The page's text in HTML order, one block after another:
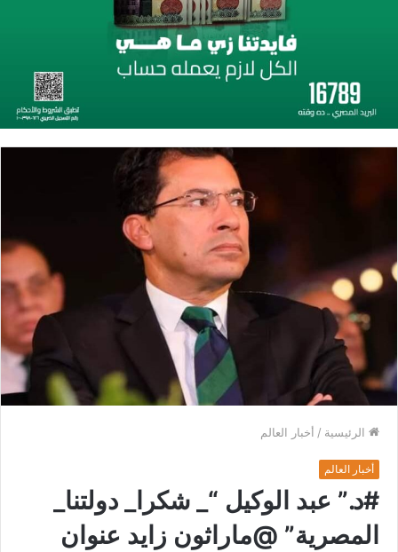
الرئيسية / أخبار العالم
أخبار العالم
#د.” عبد الوكيل “_ شكرا_ دولتنا_
المصرية” @ماراثون زايد عنوان